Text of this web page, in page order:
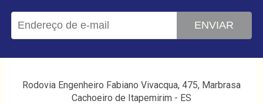
ENVIAR
Rodovia Engenheiro Fabiano Vivacqua, 475, Marbrasa
Cachoeiro de Itapemirim - ES